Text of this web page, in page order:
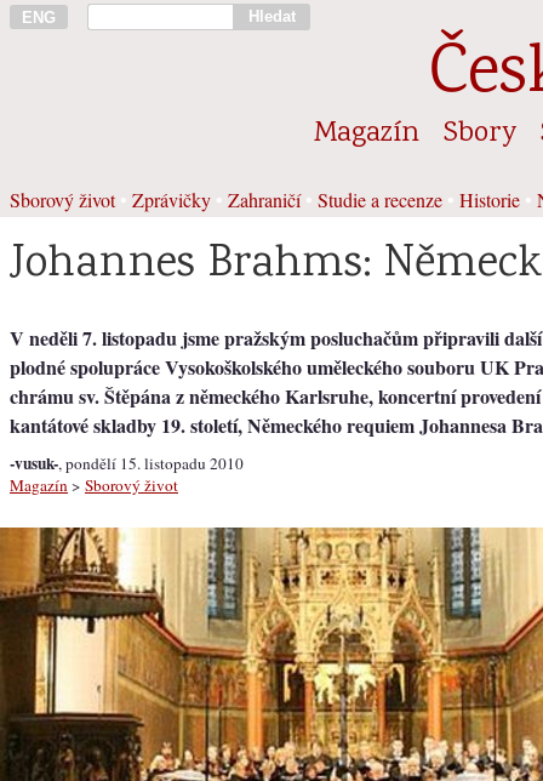
ENG Hledat
Magazín Sbory
Sborový život• Zprávičky Zahraničí• Studie a recenze Historie
Johannes Brahms:
V neděli 7. listopadu jsme pražským posluchačům připravili
plodné spolupráce Vysokoškolského uměleckého souboru UK
chrámu sv. Štěpána z německého Karlsruhe, koncertní
kantátové skladby 19. století, Německého requiem Johannesa
-vusuk-, pondělí 15. listopadu 2010
Magazín > Sborový život